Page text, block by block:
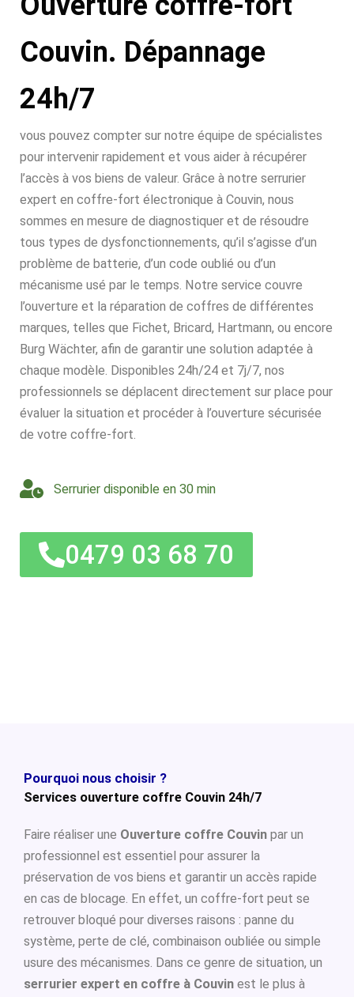
Couvin. Dépannage
24h/7
vous pouvez compter sur notre équipe de spécialistes
pour intervenir rapidement et vous aider à récupérer
l’accès à vos biens de valeur. Grâce à notre serrurier
expert en coffre-fort électronique à Couvin, nous
sommes en mesure de diagnostiquer et de résoudre
tous types de dysfonctionnements, qu’il s’agisse d’un
problème de batterie, d’un code oublié ou d’un
mécanisme usé par le temps. Notre service couvre
l’ouverture et la réparation de coffres de différentes
marques, telles que Fichet, Bricard, Hartmann, ou encore
Burg Wächter, afin de garantir une solution adaptée à
chaque modèle. Disponibles 24h/24 et 7j/7, nos
professionnels se déplacent directement sur place pour
évaluer la situation et procéder à l’ouverture sécurisée
de votre coffre-fort.
Serrurier disponible en 30 min
0479 03 68 70
Pourquoi nous choisir ?
Services ouverture coffre Couvin 24h/7
Faire réaliser une Ouverture coffre Couvin par un
professionnel est essentiel pour assurer la
préservation de vos biens et garantir un accès rapide
en cas de blocage. En effet, un coffre-fort peut se
retrouver bloqué pour diverses raisons : panne du
système, perte de clé, combinaison oubliée ou simple
usure des mécanismes. Dans ce genre de situation, un
serrurier expert en coffre à Couvin est le plus à